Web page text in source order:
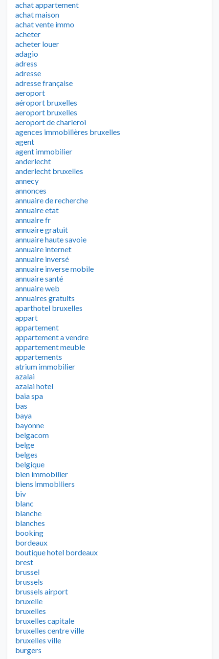
achat appartement
achat maison
achat vente immo
acheter
acheter louer
adagio
adress
adresse
adresse française
aeroport
aéroport bruxelles
aeroport bruxelles
aeroport de charleroi
agences immobilières bruxelles
agent
agent immobilier
anderlecht
anderlecht bruxelles
annecy
annonces
annuaire de recherche
annuaire etat
annuaire fr
annuaire gratuit
annuaire haute savoie
annuaire internet
annuaire inversé
annuaire inverse mobile
annuaire santé
annuaire web
annuaires gratuits
aparthotel bruxelles
appart
appartement
appartement a vendre
appartement meuble
appartements
atrium immobilier
azalai
azalai hotel
baia spa
bas
baya
bayonne
belgacom
belge
belges
belgique
bien immobilier
biens immobiliers
biv
blanc
blanche
blanches
booking
bordeaux
boutique hotel bordeaux
brest
brussel
brussels
brussels airport
bruxelle
bruxelles
bruxelles capitale
bruxelles centre ville
bruxelles ville
burgers